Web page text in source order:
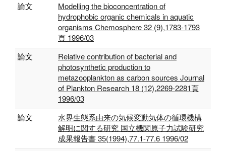
論文
Modelling the bioconcentration of
hydrophobic organic chemicals in aquatic
organisms Chemosphere 32 (9),1783-1793
頁 1996/03
論文
Relative contribution of bacterial and
photosynthetic production to
metazooplankton as carbon sources Journal
of Plankton Research 18 (12),2269-2281頁
1996/03
論文
水界生態系由来の気候変動気体の循環機構
解明に関する研究 国立機関原子力試験研究
成果報告書 35(1994),77.1-77.6 1996/02